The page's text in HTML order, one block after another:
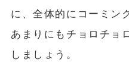
に、全体的にコーミン
あまりにもチョロチョ
しましょう。